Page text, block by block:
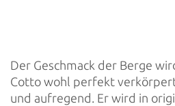
Der Geschmack der Berge
Cotto wohl perfekt
und aufregend. Er wird in